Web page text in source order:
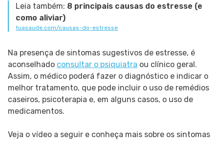
Leia também: 8 principais causas do estresse (e
como aliviar)
tuasaude.com/causas-do-estresse
Na presença de sintomas sugestivos de estresse, é
aconselhado consultar o psiquiatra ou clínico geral.
Assim, o médico poderá fazer o diagnóstico e indicar o
melhor tratamento, que pode incluir o uso de remédios
caseiros, psicoterapia e, em alguns casos, o uso de
medicamentos.
Veja o vídeo a seguir e conheça mais sobre os sintomas